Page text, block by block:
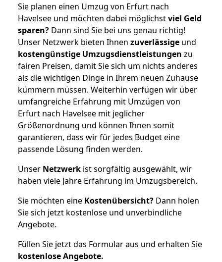
Sie planen einen Umzug von Erfurt nach
Havelsee und möchten dabei möglichstviel Geld
sparen? Dann sind Sie bei uns genau richtig!
Unser Netzwerk bieten Ihnen zuverlässige und
kostengünstige Umzugsdienstleistungen zu
fairen Preisen, damit Sie sich um nichts anderes
als die wichtigen Dinge in Ihrem neuen Zuhause
kümmern müssen. Weiterhin verfügen wir über
umfangreiche Erfahrung mit Umzügen von
Erfurt nach Havelsee mit jeglicher
Größenordnung und können Ihnen somit
garantieren, dass wir für jedes Budget eine
passende Lösung finden werden.
Unser Netzwerk ist sorgfältig ausgewählt, wir
haben viele Jahre Erfahrung im Umzugsbereich.
Sie möchten eine Kostenübersicht? Dann holen
Sie sich jetzt kostenlose und unverbindliche
Angebote.
Füllen Sie jetzt das Formular aus und erhalten Sie
kostenloseAngebote.